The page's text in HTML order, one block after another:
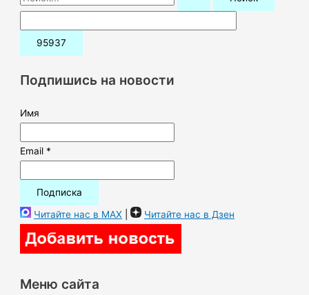
о
и
:Подпишись на новости
Имя
Email *
Читайте нас в MAX | Читайте нас в Дзен
Меню сайта